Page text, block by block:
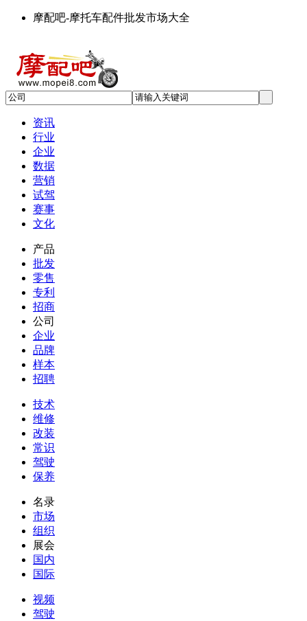
摩配吧-摩托车配件批发市场大全
资讯
行业
企业
数据
营销
试驾
赛事
文化
产品
批发
零售
专利
招商
公司
企业
品牌
样本
招聘
技术
维修
改装
常识
驾驶
保养
名录
市场
组织
展会
国内
国际
视频
驾驶